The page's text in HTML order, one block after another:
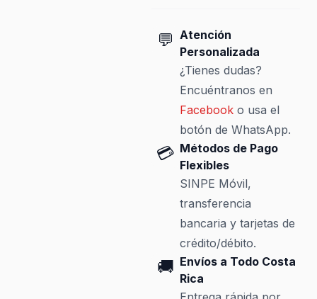
💬 Atención
Personalizada
¿Tienes dudas?
Encuéntranos en
Facebooko usa el
botón de WhatsApp.
💳 Métodos de Pago
Flexibles
SINPE Móvil,
transferencia
bancaria y tarjetas de
crédito/débito.
🚚 Envíos a Todo Costa
Rica